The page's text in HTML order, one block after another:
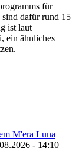
für
sind dafür rund 15
ist laut
ein ähnliches
M'era Luna
- 14:10